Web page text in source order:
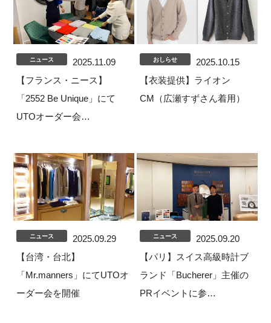
ニュース
2025.11.09
【フランス・ニース】
「2552 Be Unique」にて
UTOオーダー会…
おしらせ
2025.10.15
【衣装提供】ライオン
CM（広瀬すずさん着用）
ニュース
2025.09.29
【台湾・台北】
「Mr.manners」にてUTOオ
ーダー会を開催
ニュース
2025.09.20
【パリ】スイス高級時計ブ
ランド「Bucherer」主催の
PRイベントに参…